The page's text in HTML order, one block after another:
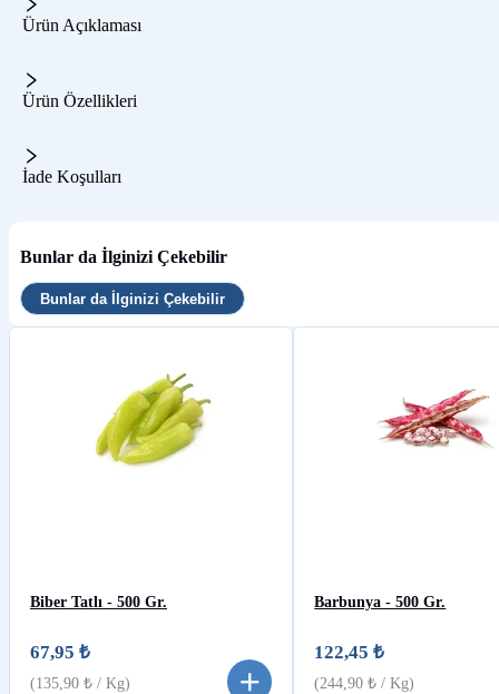
Ürün Açıklaması
Ürün Özellikleri
İade Koşulları
Bunlar da İlginizi Çekebilir
Bunlar da İlginizi Çekebilir
Biber Tatlı - 500 Gr.
67,95 ₺
(135,90 ₺ / Kg)
Barbunya - 500 Gr.
122,45 ₺
(244,90 ₺ / Kg)